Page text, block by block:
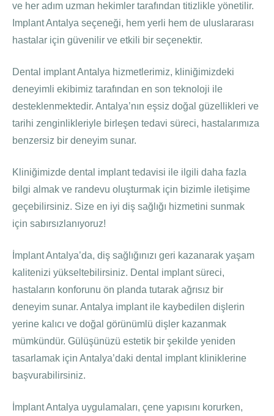
ve her adım uzman hekimler tarafından titizlikle yönetilir.
Implant Antalya seçeneği, hem yerli hem de uluslararası
hastalar için güvenilir ve etkili bir seçenektir.
Dental implant Antalya hizmetlerimiz, kliniğimizdeki
deneyimli ekibimiz tarafından en son teknoloji ile
desteklenmektedir. Antalya’nın eşsiz doğal güzellikleri ve
tarihi zenginlikleriyle birleşen tedavi süreci, hastalarımıza
benzersiz bir deneyim sunar.
Kliniğimizde dental implant tedavisi ile ilgili daha fazla
bilgi almak ve randevu oluşturmak için bizimle iletişime
geçebilirsiniz. Size en iyi diş sağlığı hizmetini sunmak
için sabırsızlanıyoruz!
İmplant Antalya’da, diş sağlığınızı geri kazanarak yaşam
kalitenizi yükseltebilirsiniz. Dental implant süreci,
hastaların konforunu ön planda tutarak ağrısız bir
deneyim sunar. Antalya implant ile kaybedilen dişlerin
yerine kalıcı ve doğal görünümlü dişler kazanmak
mümkündür. Gülüşünüzü estetik bir şekilde yeniden
tasarlamak için Antalya’daki dental implant kliniklerine
başvurabilirsiniz.
İmplant Antalya uygulamaları, çene yapısını korurken,